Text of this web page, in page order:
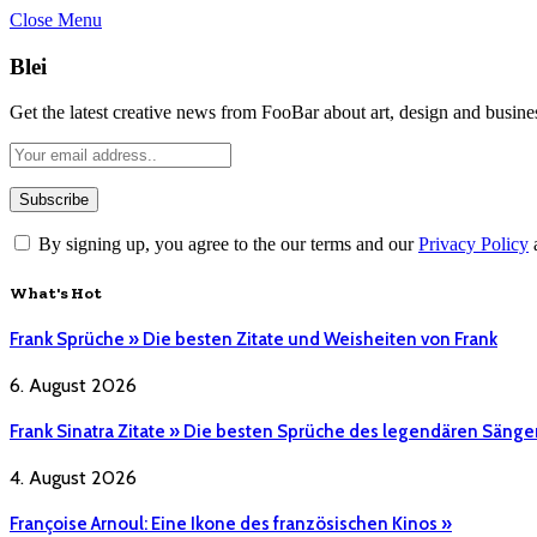
Close Menu
Blei
Get the latest creative news from FooBar about art, design and
By signing up, you agree to the our terms and ourPrivacy Policy
What's Hot
Frank Sprüche » Die besten Zitate und Weisheiten von Frank
6. August 2026
Frank Sinatra Zitate » Die besten Sprüche des legendären
4. August 2026
Françoise Arnoul: Eine Ikone des französischen Kinos »